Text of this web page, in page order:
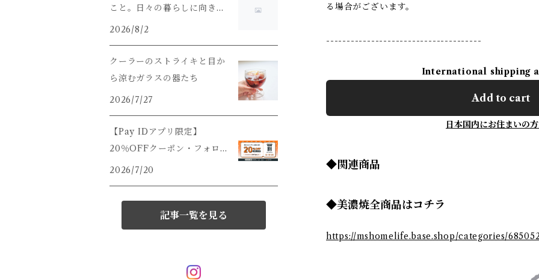
る場合がございます。
--------------------------------------
International shipping
Add to cart
日本国内にお住まいの
◆関連商品
◆美濃焼全商品はコチラ
https://mshomelife.base.shop/categories/
こと。日々の暮らしに向き合
うこと。
2026/8/2
クーラーのストライキと目か
ら涼むガラスの器たち
2026/7/27
【Pay IDアプリ限定】
20％OFFクーポン・フォロ
ー割キャンペーンのご案内で
2026/7/20
記事一覧を見る